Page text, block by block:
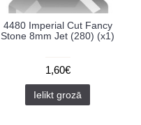
4480 Imperial Cut Fancy
Stone 8mm Jet (280) (x1)
1,60€
Ielikt grozā